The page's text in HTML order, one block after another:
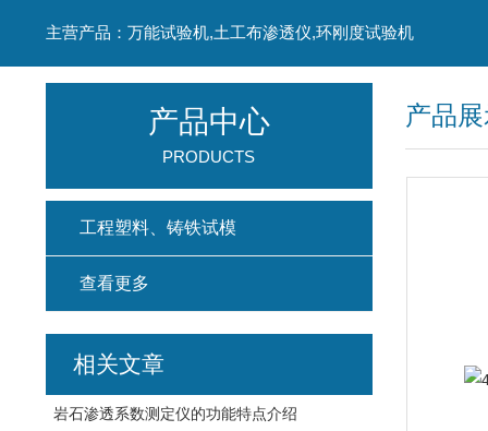
主营产品：万能试验机,土工布渗透仪,环刚度试验机
产品
产品中心
PRODUCTS
工程塑料、铸铁试模
查看更多
相关文章
岩石渗透系数测定仪的功能特点介绍